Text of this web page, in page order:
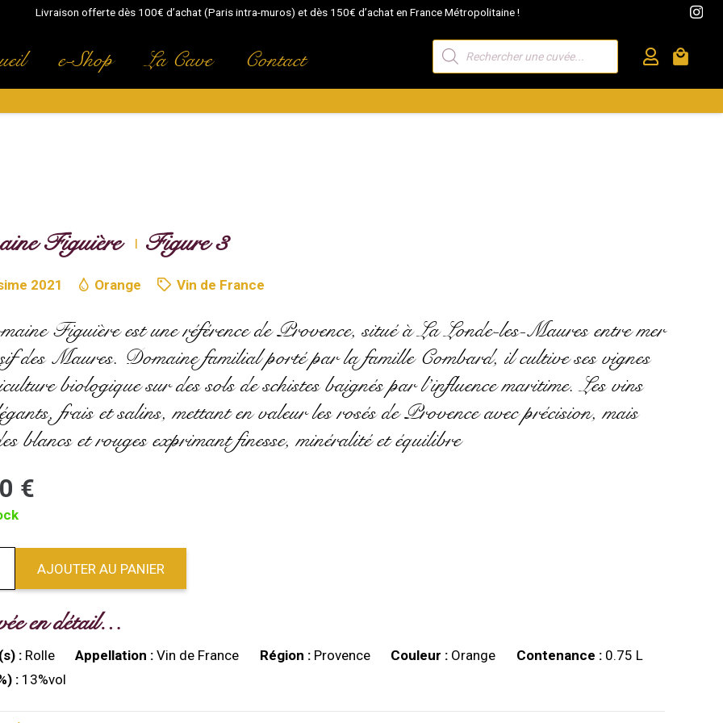
Livraison offerte dès 100€ d’achat (Paris intra-muros) et dès 150€ d’achat en France Métropolitaine !
e-Shop La Cave Contact
Recherche
de
produits
local_mall
Figuière I Figure 3
2021 Orange Vin de France
Figuière est une référence de Provence, situé à La Londe-les-Maures entre mer
des Maures. Domaine familial porté par la famille Combard, il cultive ses vignes
biologique sur des sols de schistes baignés par l’influence maritime. Les vins
frais et salins, mettant en valeur les rosés de Provence avec précision, mais
blancs et rouges exprimant finesse, minéralité et équilibre
€
AJOUTER AU PANIER
en détail…
: Rolle Appellation : Vin de France Région : Provence Couleur : Orange Contenance : 0.75 L
: 13%vol